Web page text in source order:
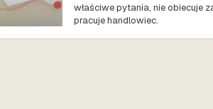
właściwe pytania, nie obiecuje
pracuje handlowiec.